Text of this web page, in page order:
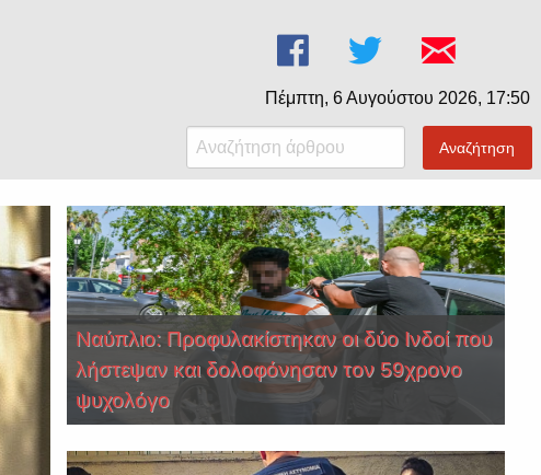
Πέμπτη, 6 Αυγούστου 2026, 17:50
Αναζήτηση
Ναύπλιο: Προφυλακίστηκαν οι δύο Ινδοί που
λήστεψαν και δολοφόνησαν τον 59χρονο
ψυχολόγο